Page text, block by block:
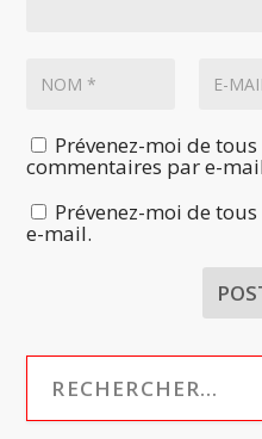
Prévenez-moi de
commentaires par e-
Prévenez-moi de
e-mail.